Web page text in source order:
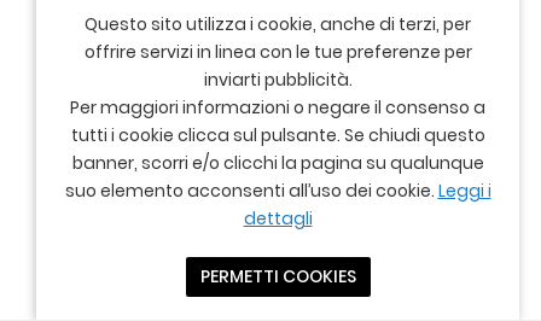
Questo sito utilizza i cookie, anche di terzi, per
offrire servizi in linea con le tue preferenze per
inviarti pubblicità.
Per maggiori informazioni o negare il consenso a
tutti i cookie clicca sul pulsante. Se chiudi questo
banner, scorri e/o clicchi la pagina su qualunque
suo elemento acconsenti all’uso dei cookie. Leggi i
dettagli
PERMETTI COOKIES